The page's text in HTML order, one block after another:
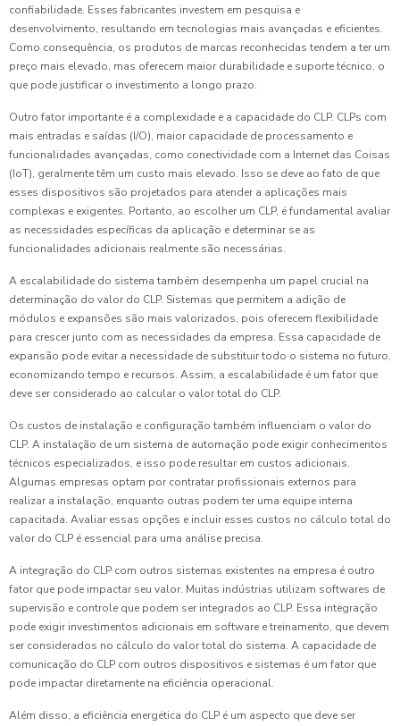
confiabilidade. Esses fabricantes investem em pesquisa e
desenvolvimento, resultando em tecnologias mais avançadas e eficientes.
Como consequência, os produtos de marcas reconhecidas tendem a ter um
preço mais elevado, mas oferecem maior durabilidade e suporte técnico, o
que pode justificar o investimento a longo prazo.
Outro fator importante é a complexidade e a capacidade do CLP. CLPs com
mais entradas e saídas (I/O), maior capacidade de processamento e
funcionalidades avançadas, como conectividade com a Internet das Coisas
(IoT), geralmente têm um custo mais elevado. Isso se deve ao fato de que
esses dispositivos são projetados para atender a aplicações mais
complexas e exigentes. Portanto, ao escolher um CLP, é fundamental avaliar
as necessidades específicas da aplicação e determinar se as
funcionalidades adicionais realmente são necessárias.
A escalabilidade do sistema também desempenha um papel crucial na
determinação do valor do CLP. Sistemas que permitem a adição de
módulos e expansões são mais valorizados, pois oferecem flexibilidade
para crescer junto com as necessidades da empresa. Essa capacidade de
expansão pode evitar a necessidade de substituir todo o sistema no futuro,
economizando tempo e recursos. Assim, a escalabilidade é um fator que
deve ser considerado ao calcular o valor total do CLP.
Os custos de instalação e configuração também influenciam o valor do
CLP. A instalação de um sistema de automação pode exigir conhecimentos
técnicos especializados, e isso pode resultar em custos adicionais.
Algumas empresas optam por contratar profissionais externos para
realizar a instalação, enquanto outras podem ter uma equipe interna
capacitada. Avaliar essas opções e incluir esses custos no cálculo total do
valor do CLP é essencial para uma análise precisa.
A integração do CLP com outros sistemas existentes na empresa é outro
fator que pode impactar seu valor. Muitas indústrias utilizam softwares de
supervisão e controle que podem ser integrados ao CLP. Essa integração
pode exigir investimentos adicionais em software e treinamento, que devem
ser considerados no cálculo do valor total do sistema. A capacidade de
comunicação do CLP com outros dispositivos e sistemas é um fator que
pode impactar diretamente na eficiência operacional.
Além disso, a eficiência energética do CLP é um aspecto que deve ser